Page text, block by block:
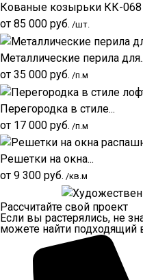
Кованые козырьки КК-068
от 85 000 руб. /шт.
Металлические перила
от 35 000 руб. /п.м
Перегородка в стиле...
от 17 000 руб. /п.м
Решетки на окна...
от 9 300 руб. /кв.м
Рассчитайте свой проект
Если вы растерялись, не
можете найти подходящий